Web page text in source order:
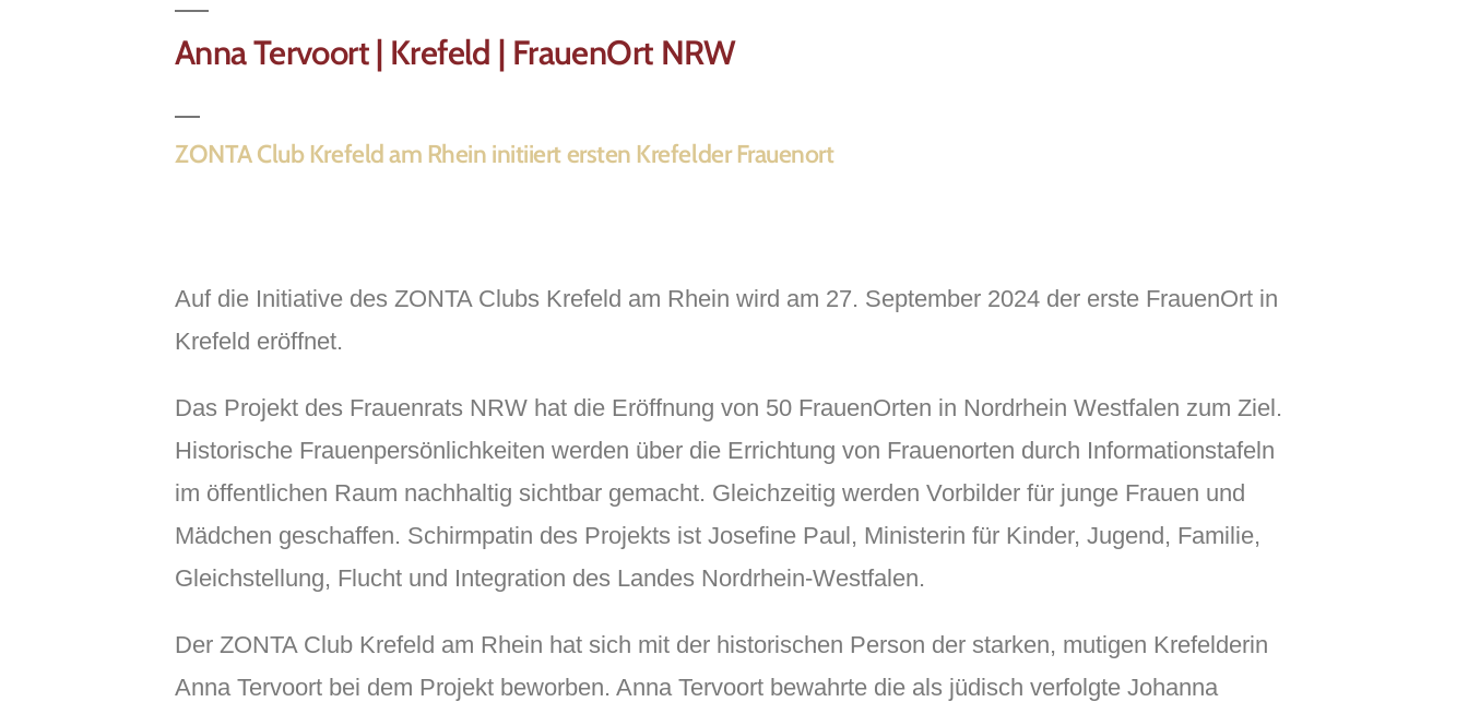
Anna Tervoort | Krefeld | FrauenOrt NRW
ZONTA Club Krefeld am Rhein initiiert ersten Krefelder Frauenort
Auf die Initiative des ZONTA Clubs Krefeld am Rhein wird am 27. September 2024 der erste FrauenOrt in
Krefeld eröffnet.
Das Projekt des Frauenrats NRW hat die Eröffnung von 50 FrauenOrten in Nordrhein Westfalen zum Ziel.
Historische Frauenpersönlichkeiten werden über die Errichtung von Frauenorten durch Informationstafeln
im öffentlichen Raum nachhaltig sichtbar gemacht. Gleichzeitig werden Vorbilder für junge Frauen und
Mädchen geschaffen. Schirmpatin des Projekts ist Josefine Paul, Ministerin für Kinder, Jugend, Familie,
Gleichstellung, Flucht und Integration des Landes Nordrhein-Westfalen.
Der ZONTA Club Krefeld am Rhein hat sich mit der historischen Person der starken, mutigen Krefelderin
Anna Tervoort bei dem Projekt beworben. Anna Tervoort bewahrte die als jüdisch verfolgte Johanna